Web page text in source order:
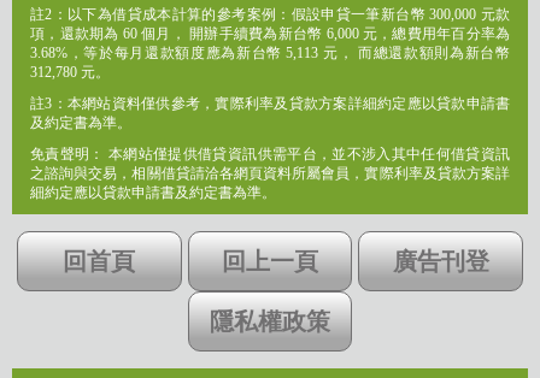
註2：以下為借貸成本計算的參考案例：假設申貸一筆新台幣 300,000 元款
項，還款期為 60 個月， 開辦手續費為新台幣 6,000 元，總費用年百分率為
3.68%，等於每月還款額度應為新台幣 5,113 元， 而總還款額則為新台幣
312,780 元。
註3：本網站資料僅供參考，實際利率及貸款方案詳細約定應以貸款申請書
及約定書為準。
免責聲明： 本網站僅提供借貸資訊供需平台，並不涉入其中任何借貸資訊
之諮詢與交易，相關借貸請洽各網頁資料所屬會員，實際利率及貸款方案詳
細約定應以貸款申請書及約定書為準。
回首頁 回上一頁 廣告刊登
隱私權政策